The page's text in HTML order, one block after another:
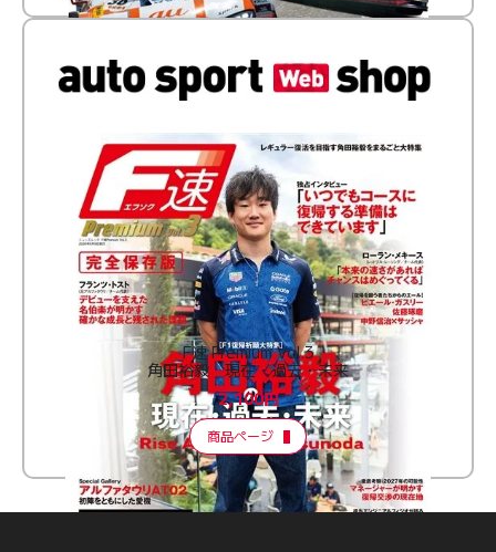
F速 Premium Vol.3
角田裕毅 現在・過去・未来
2,100円
商品ページ